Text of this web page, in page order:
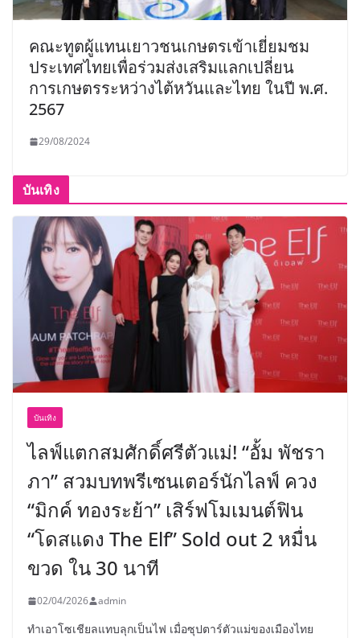
คณะทูตผู้แทนเยาวชนเกษตรเข้าเยี่ยมชม
ประเทศไทยเพื่อร่วมส่งเสริมแลกเปลี่ยน
การเกษตรระหว่างไต้หวันและไทย ในปี พ.ศ.
2567
29/08/2024
บันเทิง
บันเทิง
ไลฟ์แตกสมศักดิ์ศรีตัวแม่! “อั้ม พัชรา
ภา” สวมบทพรีเซนเตอร์นักไลฟ์ ควง
“มิกค์ ทองระย้า” เสิร์ฟโมเมนต์ฟิน
“โดสแดง The Elf” Sold out 2 หมื่น
ขวด ใน 30 นาที
02/04/2026 admin
ทำเอาโซเชียลแทบลุกเป็นไฟ เมื่อซุปตาร์ตัวแม่ของเมืองไทย